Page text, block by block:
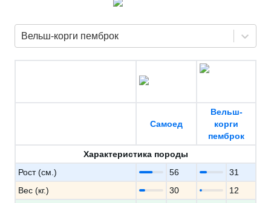
Вельш-корги пемброк
Самоед
Вельш-
корги
пемброк
Характеристика породы
Рост (см.)
56
31
Вес (кг.)
30
12